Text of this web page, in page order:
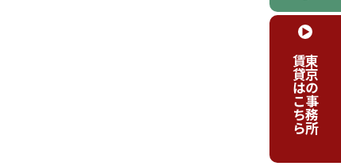
東京の事務所
賃貸はこちら